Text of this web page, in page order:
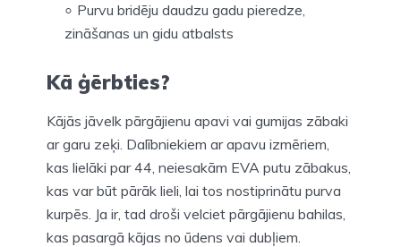
Purvu bridēju daudzu gadu pieredze,
zināšanas un gidu atbalsts
Kā ģērbties?
Kājās jāvelk pārgājienu apavi vai gumijas zābaki
ar garu zeķi. Dalībniekiem ar apavu izmēriem,
kas lielāki par 44, neiesakām EVA putu zābakus,
kas var būt pārāk lieli, lai tos nostiprinātu purva
kurpēs. Ja ir, tad droši velciet pārgājienu bahilas,
kas pasargā kājas no ūdens vai dubļiem.